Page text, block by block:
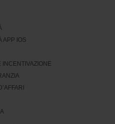
APP IOS